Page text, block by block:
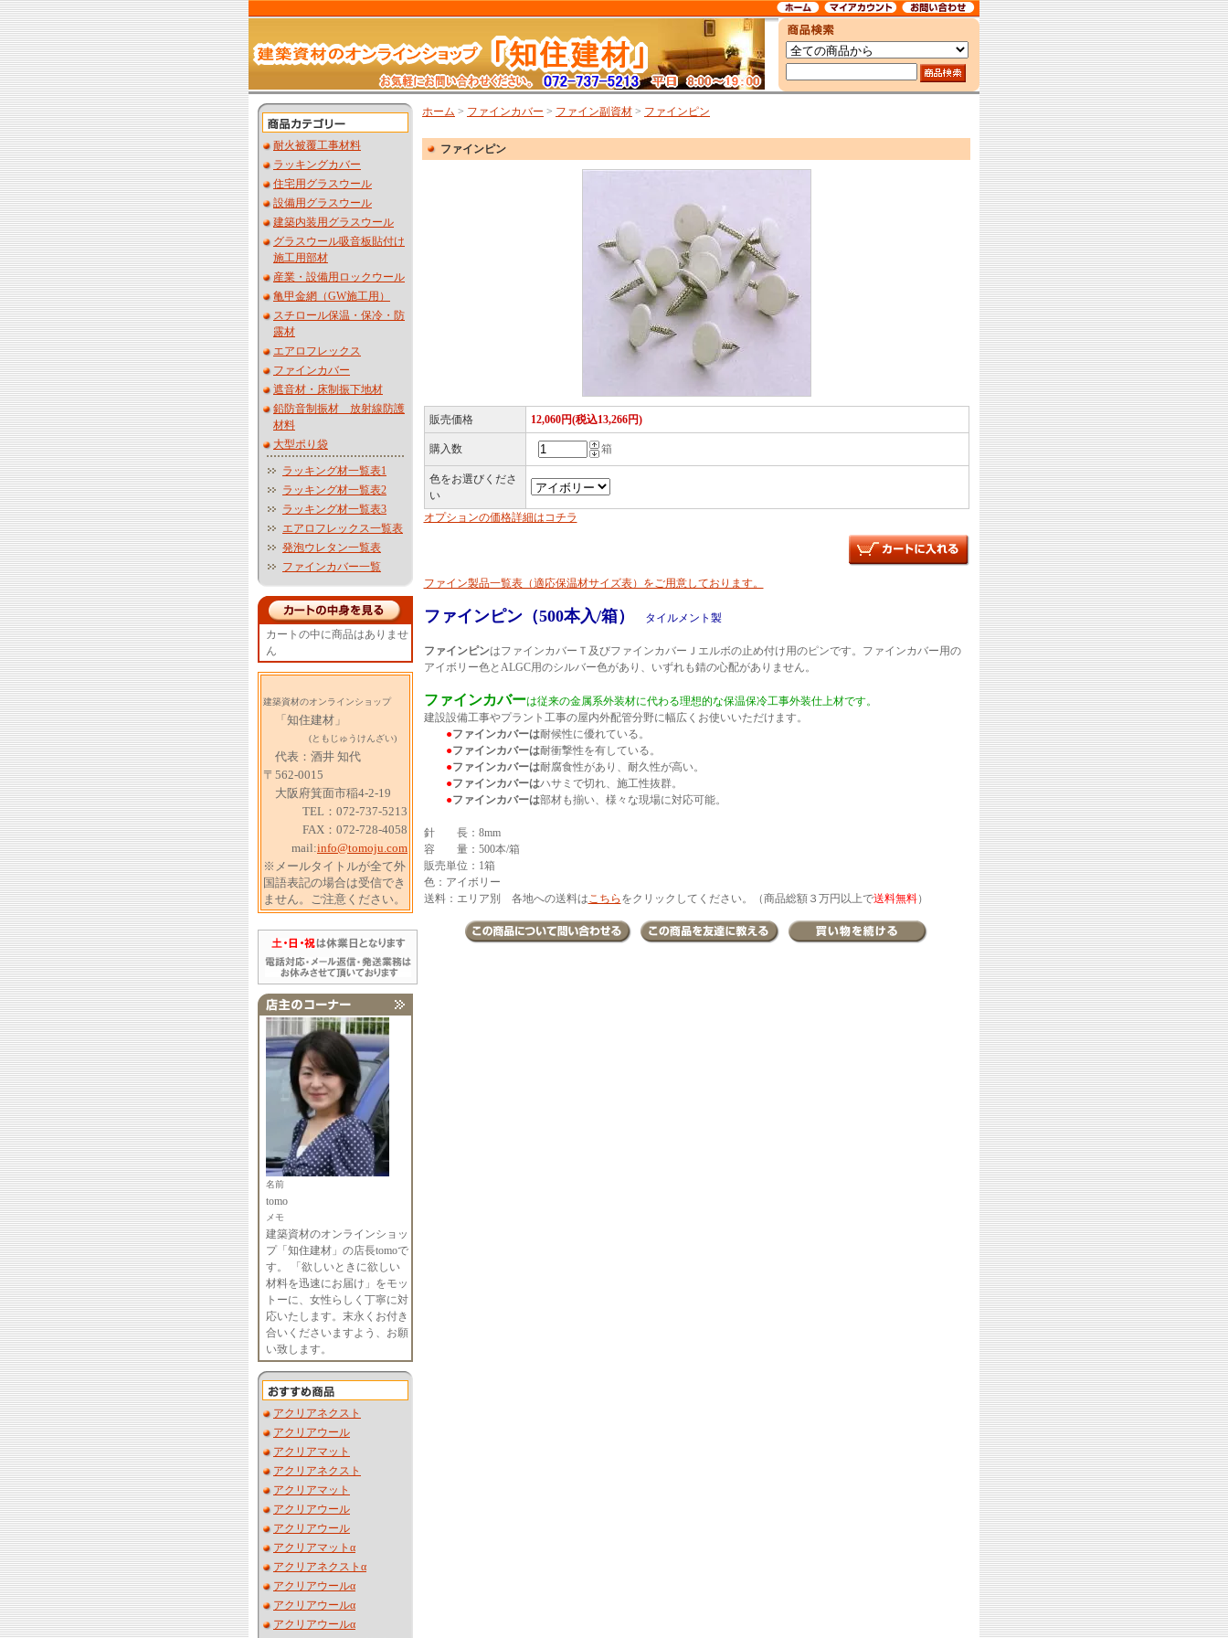
耐火被覆工事材料
ラッキングカバー
住宅用グラスウール
設備用グラスウール
建築内装用グラスウール
グラスウール吸音板貼付け
施工用部材
産業・設備用ロックウール
亀甲金網（GW施工用）
スチロール保温・保冷・防
露材
エアロフレックス
ファインカバー
遮音材・床制振下地材
鉛防音制振材 放射線防護
材料
大型ポり袋
ラッキング材一覧表1
ラッキング材一覧表2
ラッキング材一覧表3
エアロフレックス一覧表
発泡ウレタン一覧表
ファインカバー一覧
カートの中に商品はありませ
ん
建築資材のオンラインショップ
「知住建材」
(ともじゅうけんざい)
代表：酒井 知代
〒562-0015
大阪府箕面市稲4-2-19
TEL：072-737-5213
FAX：072-728-4058
mail:info@tomoju.com
※メールタイトルが全て外
国語表記の場合は受信でき
ません。ご注意ください。
名前
tomo
メモ
建築資材のオンラインショッ
プ「知住建材」の店長tomoで
す。 「欲しいときに欲しい
材料を迅速にお届け」をモッ
トーに、女性らしく丁寧に対
応いたします。末永くお付き
合いくださいますよう、お願
い致します。
アクリアネクスト
アクリアウール
アクリアマット
アクリアネクスト
アクリアマット
アクリアウール
アクリアウール
アクリアマットα
アクリアネクストα
アクリアウールα
アクリアウールα
アクリアウールα
ホーム > ファインカバー > ファイン副資材 > ファインピン
ファインピン
販売価格 12,060円(税込13,266円)
購入数 箱
色をお選びくださ
い
オプションの価格詳細はコチラ
ファイン製品一覧表（適応保温材サイズ表）をご用意しております。
ファインピン（500本入/箱） タイルメント製
ファインピンはファインカバーＴ及びファインカバーＪエルボの止め付け用のピンです。ファインカバー用の
アイボリー色とALGC用のシルバー色があり、いずれも錆の心配がありません。
ファインカバーは従来の金属系外装材に代わる理想的な保温保冷工事外装仕上材です。
建設設備工事やプラント工事の屋内外配管分野に幅広くお使いいただけます。
●ファインカバーは耐候性に優れている。
●ファインカバーは耐衝撃性を有している。
●ファインカバーは耐腐食性があり、耐久性が高い。
●ファインカバーはハサミで切れ、施工性抜群。
●ファインカバーは部材も揃い、様々な現場に対応可能。
針 長：8mm
容 量：500本/箱
販売単位：1箱
色：アイボリー
送料：エリア別 各地への送料はこちら をクリックしてください。（商品総額３万円以上で送料無料）